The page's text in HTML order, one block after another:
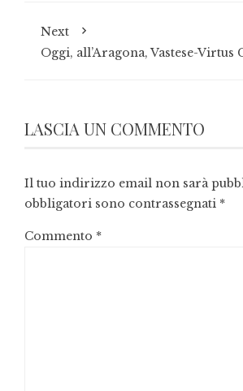
Next
Oggi, all’Aragona, Vastese-Virtus
LASCIA UN COMMENTO
Il tuo indirizzo email non sarà
obbligatori sono contrassegnati *
Commento *